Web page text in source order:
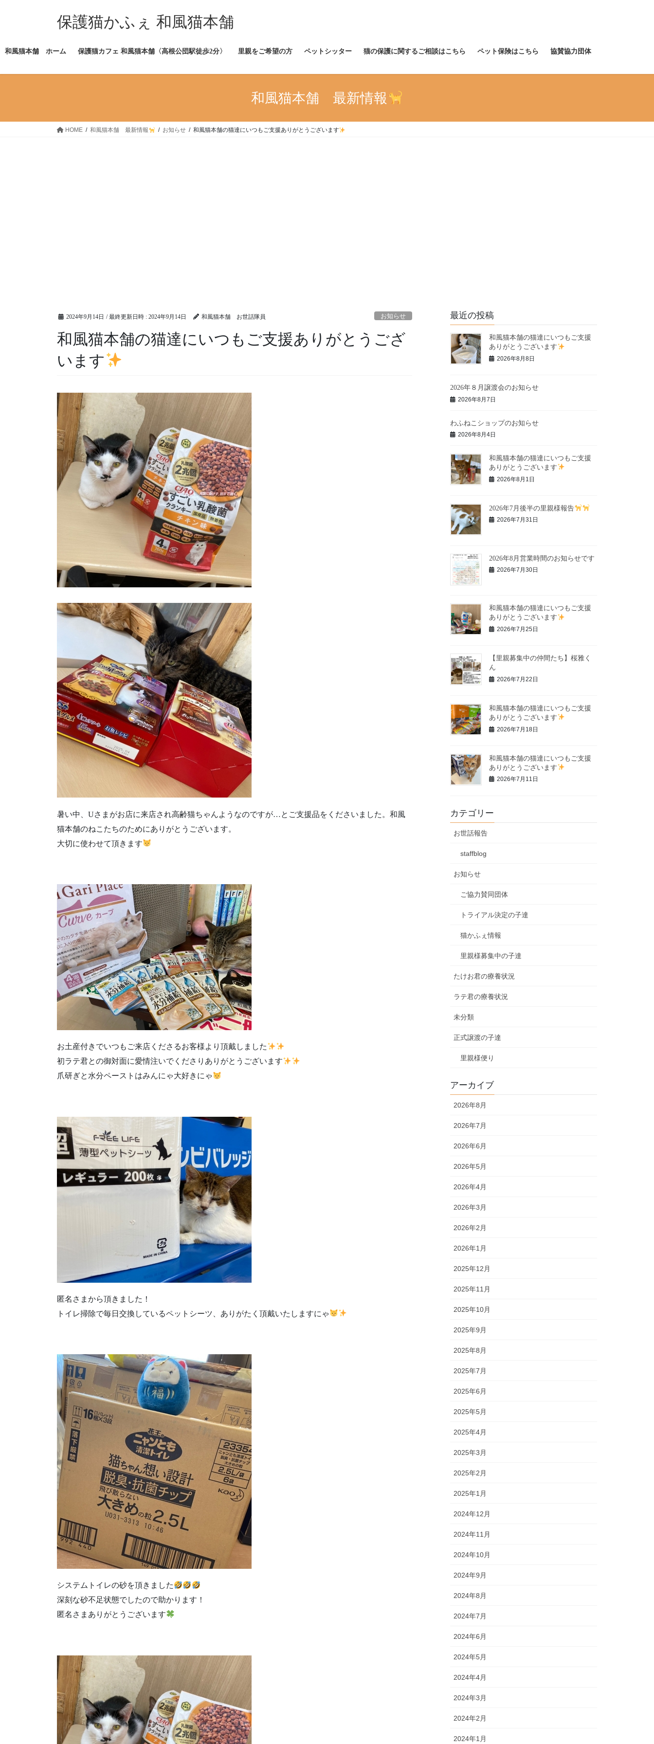
ツ
ス
シ
ン
保護猫かふぇ 和風猫本舗
和風猫本舗 ホーム 保護猫カフェ 和風猫本舗〈高根公団駅徒歩2分〉 里親をご希望の方 ペットシッター 猫の保護に関するご相談はこちら ペット保険はこちら 協賛協力団体
和風猫本舗 最新情報
HOME 和風猫本舗 最新情報 お知らせ 和風猫本舗の猫達にいつもご支援ありがとうございます
2024年9月14日 / 最終更新日時 : 2024年9月14日 和風猫本舗 お世話隊員 お知らせ
和風猫本舗の猫達にいつもご支援ありがとうござ
います
暑い中、Uさまがお店に来店され高齢猫ちゃんようなのですが…とご支援品をくださいました。和風
猫本舗のねこたちのためにありがとうございます。
大切に使わせて頂きます
お土産付きでいつもご来店くださるお客様より頂戴しました
初ラテ君との御対面に愛情注いでくださりありがとうございます
爪研ぎと水分ペーストはみんにゃ大好きにゃ
匿名さまから頂きました！
トイレ掃除で毎日交換しているペットシーツ、ありがたく頂戴いたしますにゃ
システムトイレの砂を頂きました
深刻な砂不足状態でしたので助かります！
匿名さまありがとうございます
最近の投稿
和風猫本舗の猫達にいつもご支援
ありがとうございます
2026年8月8日
2026年８月譲渡会のお知らせ
2026年8月7日
わふねこショップのお知らせ
2026年8月4日
和風猫本舗の猫達にいつもご支援
ありがとうございます
2026年8月1日
2026年7月後半の里親様報告
2026年7月31日
2026年8月営業時間のお知らせです
2026年7月30日
和風猫本舗の猫達にいつもご支援
ありがとうございます
2026年7月25日
【里親募集中の仲間たち】桜雅く
ん
2026年7月22日
和風猫本舗の猫達にいつもご支援
ありがとうございます
2026年7月18日
和風猫本舗の猫達にいつもご支援
ありがとうございます
2026年7月11日
カテゴリー
お世話報告
staffblog
お知らせ
ご協力賛同団体
トライアル決定の子達
猫かふぇ情報
里親様募集中の子達
たけお君の療養状況
ラテ君の療養状況
未分類
正式譲渡の子達
里親様便り
アーカイブ
2026年8月
2026年7月
2026年6月
2026年5月
2026年4月
2026年3月
2026年2月
2026年1月
2025年12月
2025年11月
2025年10月
2025年9月
2025年8月
2025年7月
2025年6月
2025年5月
2025年4月
2025年3月
2025年2月
2025年1月
2024年12月
2024年11月
2024年10月
2024年9月
2024年8月
2024年7月
2024年6月
2024年5月
2024年4月
2024年3月
2024年2月
2024年1月